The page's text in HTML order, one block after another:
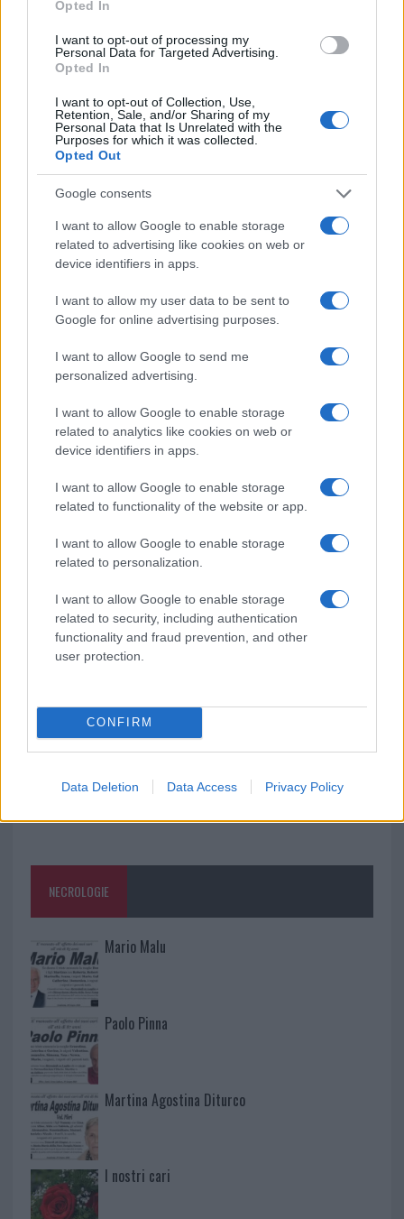
Opted In
I want to opt-out of processing my
Personal Data for Targeted Advertising.
Opted In
I want to opt-out of Collection, Use,
Retention, Sale, and/or Sharing of my
Personal Data that Is Unrelated with the
Purposes for which it was collected.
Opted Out
Google consents
I want to allow Google to enable storage
related to advertising like cookies on web or
device identifiers in apps.
I want to allow my user data to be sent to
Google for online advertising purposes.
I want to allow Google to send me
personalized advertising.
I want to allow Google to enable storage
related to analytics like cookies on web or
device identifiers in apps.
I want to allow Google to enable storage
related to functionality of the website or app.
I want to allow Google to enable storage
related to personalization.
I want to allow Google to enable storage
related to security, including authentication
functionality and fraud prevention, and other
user protection.
CONFIRM
Data Deletion Data Access Privacy Policy
ce
b
o
o
k
it
te
r
res
p
p
re
Prossimo articolo
NOTIZIE RECENTI
Le previsioni meteo per il weekend a Olbia e in
Gallura
Michelle Hunziker in Gallura, bella anche dal
vivo: un amico vip svela come fa
Calangianus, dopo le polemiche il centro
accoglienza minori chiude
Olbia, divieto di sosta contro spaccio e degrado:
esplode la protesta
Pausa caffè impeccabile: come scegliere la
soluzione ideale per la casa e l’ufficio
Monte Pino, la fine di un lungo dolore: storia e
Raid nelle campagne di Berchidda, rischio per
la rete elettrica
NECROLOGIE
Mario Malu
Paolo Pinna
Martina Agostina Diturco
I nostri cari